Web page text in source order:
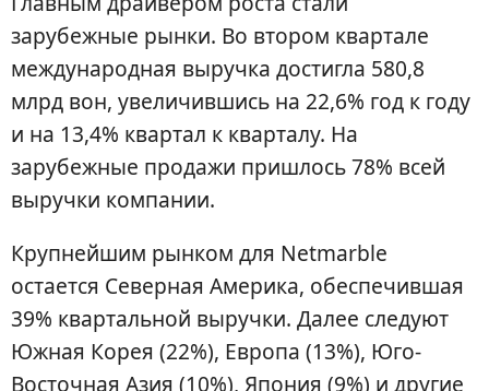
зарубежные рынки. Во втором квартале
международная выручка достигла 580,8
млрд вон, увеличившись на 22,6% год к году
и на 13,4% квартал к кварталу. На
зарубежные продажи пришлось 78% всей
выручки компании.
Крупнейшим рынком для Netmarble
остается Северная Америка, обеспечившая
39% квартальной выручки. Далее следуют
Южная Корея (22%), Европа (13%), Юго-
Восточная Азия (10%), Япония (9%) и другие